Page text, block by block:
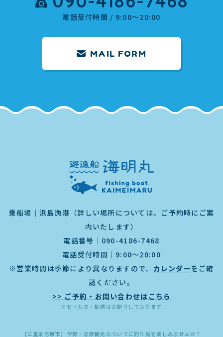
電話受付時間 / 9:00～20:00
MAIL FORM
乗船場｜浜島漁港（詳しい場所については、ご予約時にご案
内いたします）
電話番号｜ 090-4186-7468
電話受付時間｜9:00～20:00
※営業時間は季節により異なりますので、 カレンダーをご確
認ください。
>> ご予約・お問い合わせはこちら
※セールス・勧誘はお断りしております
【三重県志摩市】伊勢・志摩観光のついでに釣り船を楽しみませんか？